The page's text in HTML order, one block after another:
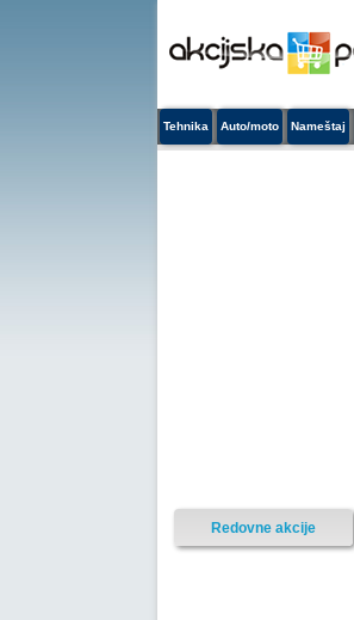
Tehnika Auto/moto Nameštaj
Redovne akcije